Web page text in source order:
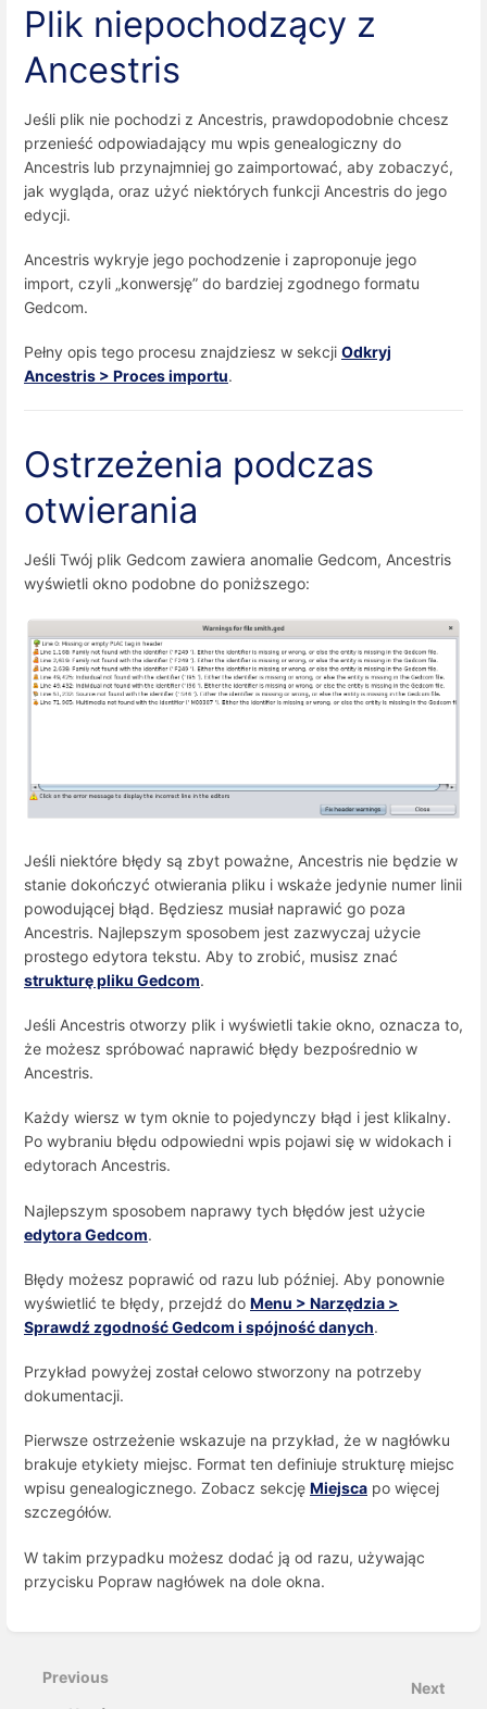
Plik niepochodzący z
Ancestris
Jeśli plik nie pochodzi z Ancestris, prawdopodobnie chcesz
przenieść odpowiadający mu wpis genealogiczny do
Ancestris lub przynajmniej go zaimportować, aby zobaczyć,
jak wygląda, oraz użyć niektórych funkcji Ancestris do jego
edycji.
Ancestris wykryje jego pochodzenie i zaproponuje jego
import, czyli „konwersję” do bardziej zgodnego formatu
Gedcom.
Pełny opis tego procesu znajdziesz w sekcji Odkryj
Ancestris > Proces importu.
Ostrzeżenia podczas
otwierania
Jeśli Twój plik Gedcom zawiera anomalie Gedcom, Ancestris
wyświetli okno podobne do poniższego:
Jeśli niektóre błędy są zbyt poważne, Ancestris nie będzie w
stanie dokończyć otwierania pliku i wskaże jedynie numer linii
powodującej błąd. Będziesz musiał naprawić go poza
Ancestris. Najlepszym sposobem jest zazwyczaj użycie
prostego edytora tekstu. Aby to zrobić, musisz znać
strukturę pliku Gedcom.
Jeśli Ancestris otworzy plik i wyświetli takie okno, oznacza to,
że możesz spróbować naprawić błędy bezpośrednio w
Ancestris.
Każdy wiersz w tym oknie to pojedynczy błąd i jest klikalny.
Po wybraniu błędu odpowiedni wpis pojawi się w widokach i
edytorach Ancestris.
Najlepszym sposobem naprawy tych błędów jest użycie
edytora Gedcom.
Błędy możesz poprawić od razu lub później. Aby ponownie
wyświetlić te błędy, przejdź do Menu > Narzędzia >
Sprawdź zgodność Gedcom i spójność danych.
Przykład powyżej został celowo stworzony na potrzeby
dokumentacji.
Pierwsze ostrzeżenie wskazuje na przykład, że w nagłówku
brakuje etykiety miejsc. Format ten definiuje strukturę miejsc
wpisu genealogicznego. Zobacz sekcję Miejsca po więcej
szczegółów.
W takim przypadku możesz dodać ją od razu, używając
przycisku Popraw nagłówek na dole okna.
mode
Previous
Next